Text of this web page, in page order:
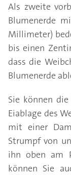
Als zweite
Blumenerde
Millimeter)
bis einen
dass die
Blumenerde
Sie können
Eiablage des
mit einer
Strumpf von
ihn oben am
können Sie